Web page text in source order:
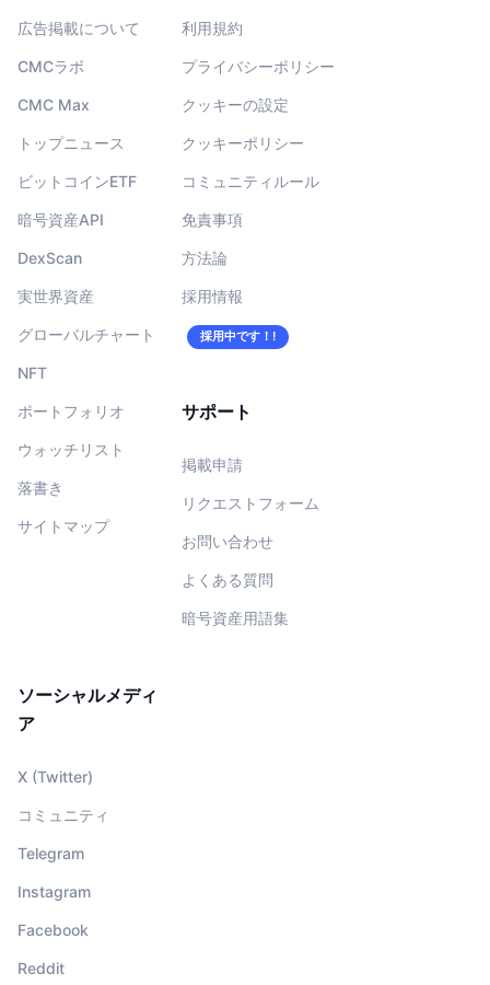
広告掲載について
CMCラボ
CMC Max
トップニュース
ビットコインETF
暗号資産API
DexScan
実世界資産
グローバルチャート
NFT
ポートフォリオ
ウォッチリスト
落書き
サイトマップ
利用規約
プライバシーポリシー
クッキーの設定
クッキーポリシー
コミュニティルール
免責事項
方法論
採用情報
採用中です！!
サポート
掲載申請
リクエストフォーム
お問い合わせ
よくある質問
暗号資産用語集
ソーシャルメディ
ア
X (Twitter)
コミュニティ
Telegram
Instagram
Facebook
Reddit